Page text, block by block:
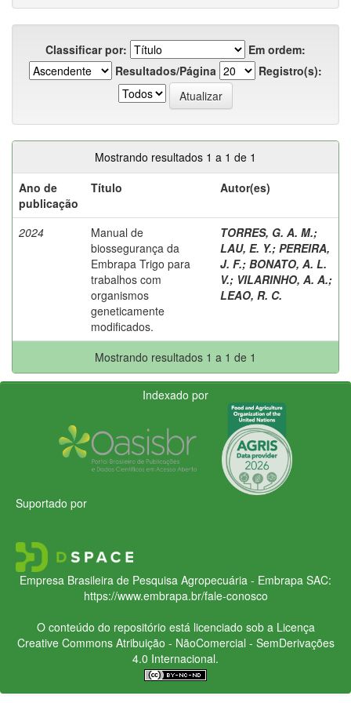
Classificar por:
Em ordem:
Resultados/Página
Registro(s):
Mostrando resultados 1 a 1 de 1
Ano de
publicação
Título Autor(es)
2024
Manual de
biossegurança da
Embrapa Trigo para
trabalhos com
organismos
geneticamente
modificados.
TORRES, G. A. M.;
LAU, E. Y.; PEREIRA,
J. F.; BONATO, A. L.
V.; VILARINHO, A. A.;
LEAO, R. C.
Mostrando resultados 1 a 1 de 1
Indexado por
Suportado por
Empresa Brasileira de Pesquisa Agropecuária - Embrapa SAC:
https://www.embrapa.br/fale-conosco
O conteúdo do repositório está licenciado sob a Licença
Creative CommonsAtribuição - NãoComercial - SemDerivações
4.0 Internacional.